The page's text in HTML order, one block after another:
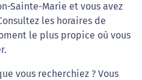
Sainte-Marie et vous avez
les horaires de
le plus propice où vous
vous recherchiez ? Vous